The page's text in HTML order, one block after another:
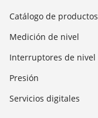
Catálogo de productos
Medición de nivel
Interruptores de nivel
Presión
Servicios digitales